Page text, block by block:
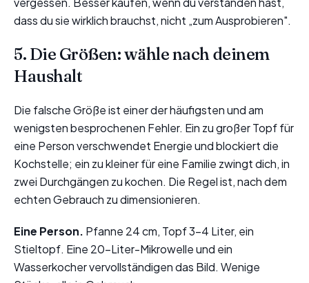
dass du sie wirklich brauchst, nicht „zum Ausprobieren".
5. Die Größen: wähle nach deinem
Haushalt
Die falsche Größe ist einer der häufigsten und am
wenigsten besprochenen Fehler. Ein zu großer Topf für
eine Person verschwendet Energie und blockiert die
Kochstelle; ein zu kleiner für eine Familie zwingt dich, in
zwei Durchgängen zu kochen. Die Regel ist, nach dem
echten Gebrauch zu dimensionieren.
Eine Person. Pfanne 24 cm, Topf 3-4 Liter, ein
Stieltopf. Eine 20-Liter-Mikrowelle und ein
Wasserkocher vervollständigen das Bild. Wenige